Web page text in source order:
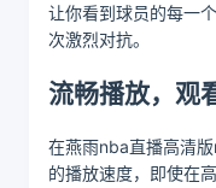
让你看到球员的每一
次激烈对抗。
流畅播放，观
在燕雨nba直播高清
的播放速度，即使在